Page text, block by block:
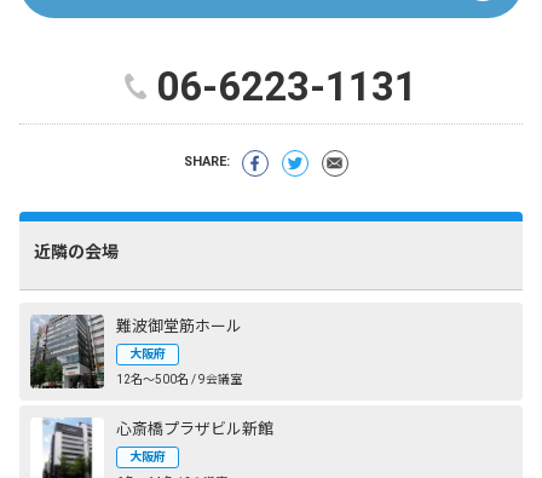
06-6223-1131
SHARE:
近隣の会場
難波御堂筋ホール
大阪府
12名〜500名 / 9会議室
心斎橋プラザビル新館
大阪府